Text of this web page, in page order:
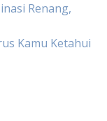
Renang,
Kamu Ketahui